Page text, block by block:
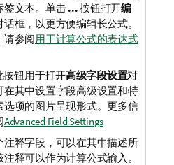
签文本。单击...按钮打开编
话框，以更方便编辑长公式。
请参阅用于计算公式的表达式
按钮用于打开高级字段设置对
在其中设置字段高级设置和特
选项的图片呈现形式。更多信
Advanced Field Settings
注释字段，可以在其中描述所
释可以作为计算公式输入。